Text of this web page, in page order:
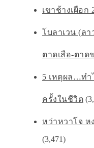
เขาช้างเผือก
โบลาเวน (ลา
ตาดเสือ-ตาด
5 เหตุผล…ทำ
ครั้งในชีวิต
หว่าหวาโจ ห
(3,471)